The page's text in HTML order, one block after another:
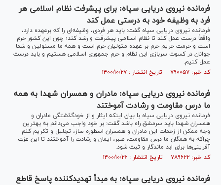
فرمانده نیروی دریایی سپاه: برای پیشرفت نظام اسلامی هر
فرد به وظیفه‌ خود به درستی عمل کند
فرمانده نیروی دریایی سپاه گفت: باید هر فردی، وظیفه‌ای را که برعهده دارد،
واقعاً درست عمل کند تا نظام اسلامی پیشرفت و رشد کند؛ چون این کشور حرم
است و حرمت حریم حرم بر عهده متولیان حرم است و همه ما مسئولین و شما
جوانان در کسوت سربازی این نظام و حرم جمهوری اسلامی هستیم و باید درست
عمل کنیم.
کد خبر: ۷۹۰۰۵۷ تاریخ انتشار : ۱۴۰۰/۱۰/۲۷
فرمانده نیروی دریایی سپاه: مادران و همسران شهدا به همه
ما درس مقاومت و رشادت آموختند
فرمانده نیروی دریایی سپاه با بیان اینکه ایثار و از خودگذشتگی مادران و
همسران شهدا باید سرمشق راه باشد گفت: بر خود واجب می‌دانم به بهترین
وجه ممکن از زحمات این مادران و همسران اسطوره ساز، تجلیل و تکریم کنم
چراکه به همگان ما درس مقاومت، صبر، ایمان و رشادت را آموختند تا این عزت
آفرینی‌ها برای ابد ماندگار و ثبت شود.
کد خبر: ۷۸۹۶۲۲ تاریخ انتشار : ۱۴۰۰/۱۰/۲۶
فرمانده نیروی دریایی سپاه: به مبدأ تهدیدکننده پاسخ قاطع